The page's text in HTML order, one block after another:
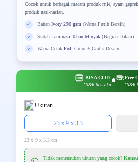
Cocok untuk berbagai macam produk mie, ayam
produk nasi-nasian.
Bahan Ivory 290 gsm (Warna Putih Bersih)
Sudah Laminasi Tahan Minyak (Bagian Dalam)
Warna Cetak Full Color+ Gratis Desain
BISA COD
*S&K berlaku
● Free
*S&K
Ukuran
23 x 9 x 3.3
23 x 9 x 3.3 cm
Tidak menemukan ukuran yang cocok?